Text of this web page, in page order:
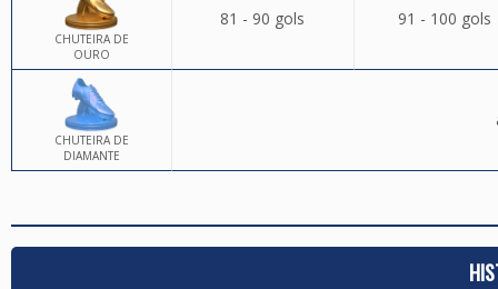
CHUTEIRA DE
OURO
81 - 90 gols 91 - 100 gols
CHUTEIRA DE
DIAMANTE